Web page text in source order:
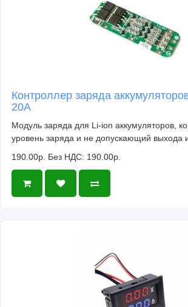
надежное решение для беспроводного
различными устройствами и системами,
энергопотребление делает его
устройств с длительным сроком службы
Контроллер заряда
20A
Модуль заряда для Li-ion аккумуляторов,
уровень заряда и не допускающий выхода
190.00р. Без НДС: 190.00р.